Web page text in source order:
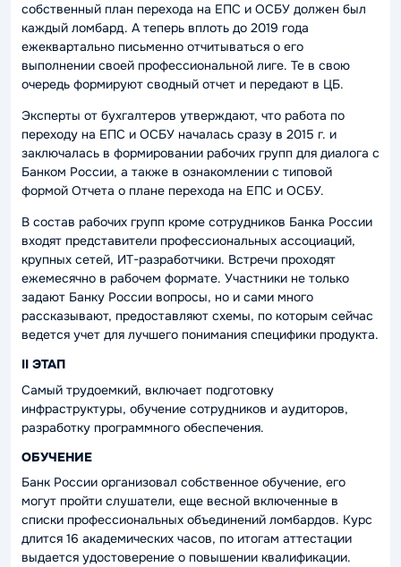
собственный план перехода на ЕПС и ОСБУ должен был
каждый ломбард. А теперь вплоть до 2019 года
ежеквартально письменно отчитываться о его
выполнении своей профессиональной лиге. Те в свою
очередь формируют сводный отчет и передают в ЦБ.
Эксперты от бухгалтеров утверждают, что работа по
переходу на ЕПС и ОСБУ началась сразу в 2015 г. и
заключалась в формировании рабочих групп для диалога с
Банком России, а также в ознакомлении с типовой
формой Отчета о плане перехода на ЕПС и ОСБУ.
В состав рабочих групп кроме сотрудников Банка России
входят представители профессиональных ассоциаций,
крупных сетей, ИТ-разработчики. Встречи проходят
ежемесячно в рабочем формате. Участники не только
задают Банку России вопросы, но и сами много
рассказывают, предоставляют схемы, по которым сейчас
ведется учет для лучшего понимания специфики продукта.
II ЭТАП
Самый трудоемкий, включает подготовку
инфраструктуры, обучение сотрудников и аудиторов,
разработку программного обеспечения.
ОБУЧЕНИЕ
Банк России организовал собственное обучение, его
могут пройти слушатели, еще весной включенные в
списки профессиональных объединений ломбардов. Курс
длится 16 академических часов, по итогам аттестации
выдается удостоверение о повышении квалификации.